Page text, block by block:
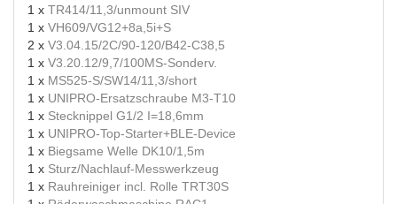
1 x TR414/11,3/unmount SIV
1 x VH609/VG12+8a,5i+S
2 x V3.04.15/2C/90-120/B42-C38,5
1 x V3.20.12/9,7/100MS-Sonderv.
1 x MS525-S/SW14/11,3/short
1 x UNIPRO-Ersatzschraube M3-T10
1 x Stecknippel G1/2 I=18,6mm
1 x UNIPRO-Top-Starter+BLE-Device
1 x Biegsame Welle DK10/1,5m
1 x Sturz/Nachlauf-Messwerkzeug
1 x Rauhreiniger incl. Rolle TRT30S